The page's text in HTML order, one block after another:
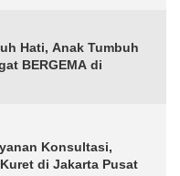
Hati, Anak Tumbuh
BERGEMA di
Konsultasi,
di Jakarta Pusat